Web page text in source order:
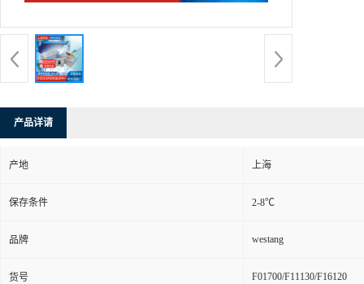
产品详请
产地 上海
保存条件 2-8℃
品牌 westang
货号 F01700/F11130/F16120